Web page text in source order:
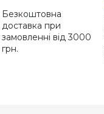
Безкоштовна
доставка при
замовленні від 3000
грн.